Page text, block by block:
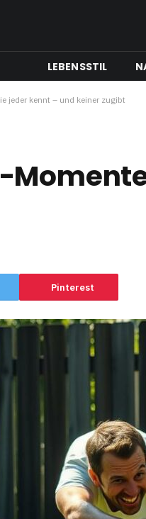
LEBENSSTIL
jeder kennt – und keiner zugibt
Pinterest